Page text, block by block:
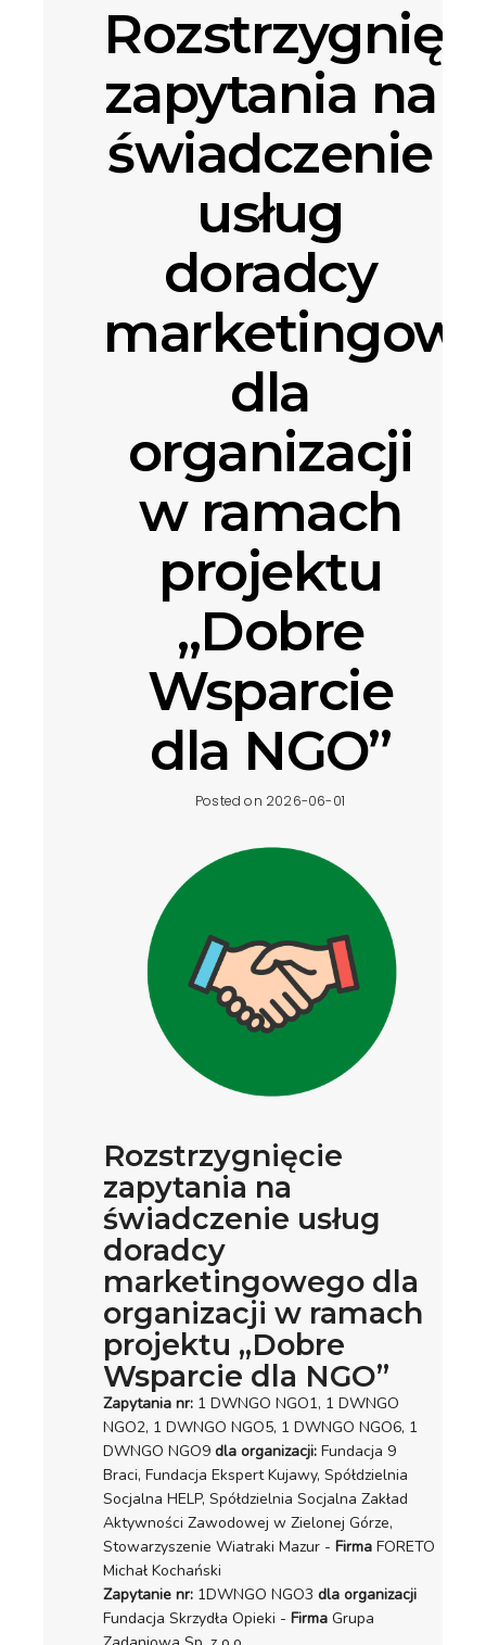
zapytania na
świadczenie
usług
doradcy
dla
organizacji
w ramach
projektu
„Dobre
Wsparcie
dla NGO”
Posted on 2026-06-01
Rozstrzygnięcie
zapytania na
świadczenie usług
doradcy
marketingowego dla
organizacji w ramach
projektu „Dobre
Wsparcie dla NGO”
Zapytania nr: 1 DWNGO NGO1, 1 DWNGO
NGO2, 1 DWNGO NGO5, 1 DWNGO NGO6, 1
DWNGO NGO9 dla organizacji: Fundacja 9
Braci, Fundacja Ekspert Kujawy, Spółdzielnia
Socjalna HELP, Spółdzielnia Socjalna Zakład
Aktywności Zawodowej w Zielonej Górze,
Stowarzyszenie Wiatraki Mazur - Firma FORETO
Michał Kochański
Zapytanie nr: 1DWNGO NGO3 dla organizacji
Fundacja Skrzydła Opieki - Firma Grupa